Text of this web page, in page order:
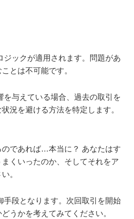
ックが適用されます。問題があ
とは不可能です。
与えている場合、過去の取引を
況を避ける方法を特定します。
であれば…本当に？ あなたはす
くいったのか、そしてそれをア
。
段となります。次回取引を開始
うかを考えてみてください。